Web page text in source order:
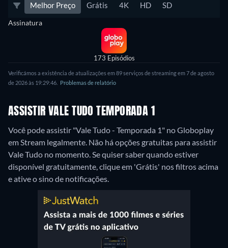
Melhor Preço Grátis 4K HD SD
Assinatura
173 Episódios
Verificámos a existência de atualizações em 89 serviços de streaming em 7 de agosto
de 2026 às 19:29:46.
Problemas de relatório
ASSISTIR VALE TUDO TEMPORADA 1
Você pode assistir "Vale Tudo - Temporada 1" no Globoplay
em Stream legalmente. Não há opções gratuitas para assistir
Vale Tudo no momento. Se quiser saber quando estiver
disponível gratuitamente, clique em 'Grátis' nos filtros acima
e ative o sino de notificações.